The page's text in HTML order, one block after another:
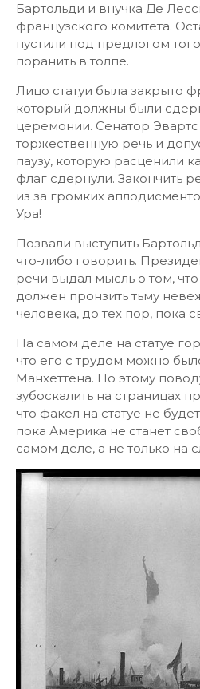
Бартольди и внучка Де
французского комитета.
пустили под предлогом
поранить в толпе.
Лицо статуи была закрыто
который должны были
церемонии. Сенатор Эвартс
торжественную речь и
паузу, которую расценили
флаг сдернули. Закончить
из за громких
Ура!
Позвали выступить
что-либо говорить.
речи выдал мысль о том,
должен пронзить тьму
человека, до тех пор, пока
На самом деле на статуе
что его с трудом можно
Манхеттена. По этому
зубоскалить на страницах
что факел на статуе не
пока Америка не станет
самом деле, а не только на